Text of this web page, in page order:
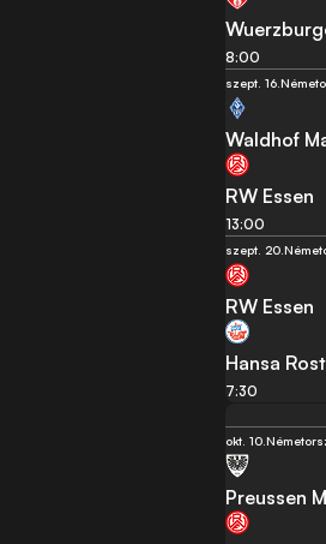
8:00
szept. 16.
Waldhof
RW Essen
13:00
szept. 20.
RW Essen
Hansa
7:30
okt. 10.
Preussen